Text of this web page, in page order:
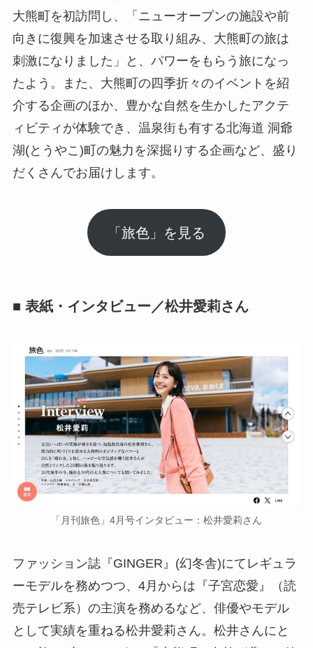
大熊町を初訪問し、「ニューオープンの施設や前
向きに復興を加速させる取り組み、大熊町の旅は
刺激になりました」と、パワーをもらう旅になっ
たよう。また、大熊町の四季折々のイベントを紹
介する企画のほか、豊かな自然を生かしたアクテ
ィビティが体験でき、温泉街も有する北海道 洞爺
湖(とうやこ)町の魅力を深掘りする企画など、盛り
だくさんでお届けします。
「旅色」を見る
■ 表紙・インタビュー／松井愛莉さん
「月刊旅色」4月号インタビュー：松井愛莉さん
ファッション誌『GINGER』(幻冬舎)にてレギュラ
ーモデルを務めつつ、4月からは『子宮恋愛』（読
売テレビ系）の主演を務めるなど、俳優やモデル
として実績を重ねる松井愛莉さん。松井さんにと